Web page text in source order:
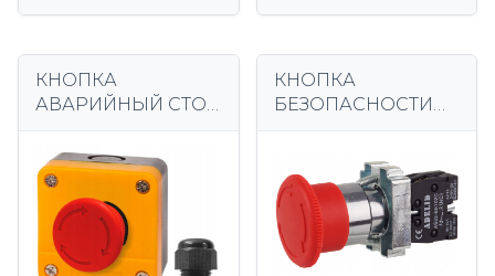
КНОПКА
АВАРИЙНЫЙ СТОП
УПРАВЛЕНИЯ
ГРИБОК
КНОПКА
БЕЗОПАСНОСТИ